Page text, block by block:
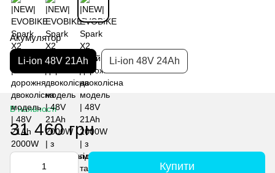
Акумулятор
Li-ion 48V 21Ah Li-ion 48V 24Ah
В наявності
31 460 грн
Купити